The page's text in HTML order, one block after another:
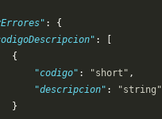
: {
: [
{
"codigo"
: "short" ,
"descripcion"
:
"string"
}